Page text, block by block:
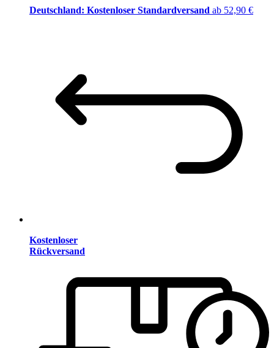
Deutschland: Kostenloser Standardversand ab 52,90 €
Kostenloser
Rückversand